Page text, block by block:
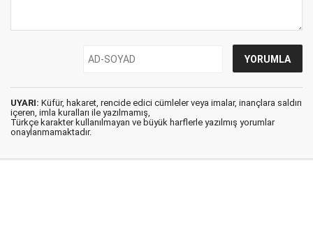
UYARI: Küfür, hakaret, rencide edici cümleler veya imalar, inançlara saldırı
içeren, imla kuralları ile yazılmamış,
Türkçe karakter kullanılmayan ve büyük harflerle yazılmış yorumlar
onaylanmamaktadır.